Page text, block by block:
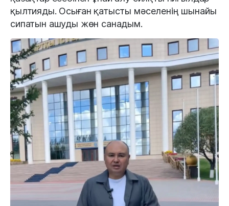
қылтияды. Осыған қатысты мәселенің шынайы
сипатын ашуды жөн санадым.